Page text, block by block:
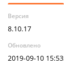
Версия
8.10.17
Обновлено
2019-09-10